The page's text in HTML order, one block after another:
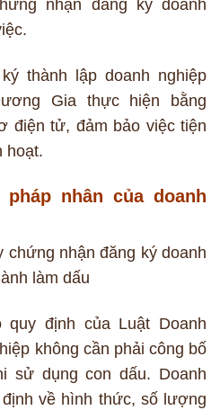
nhận đăng ký doanh
thành lập doanh nghiệp
Gia thực hiện bằng
điện tử, đảm bảo việc tiện
hoạt.
nhân của doanh
chứng nhận đăng ký doanh
làm dấu
định của Luật Doanh
không cần phải công bố
sử dụng con dấu. Doanh
về hình thức, số lượng